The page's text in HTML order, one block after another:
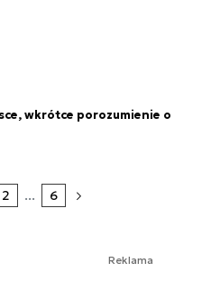
wkrótce porozumienie o
2 ... 6
Reklama